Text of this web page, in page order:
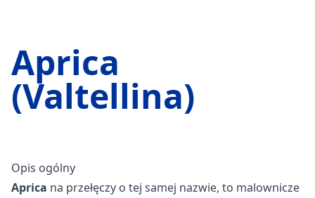
Aprica
(Valtellina)
Opis ogólny
Aprica na przełęczy o tej samej nazwie, to malownicze